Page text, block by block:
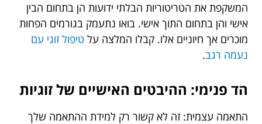
המשקפת את הטריטוריות הבלתי ידועות הן בתחום הבין
אישי והן בתחום התוך אישי. בואו נתעמק בגורמים הפחות
מוכרים אך חיוניים אלו. קבלו המלצה על טיפול זוגי עם
נעמה רגב.
הד פנימי: ההיבטים האישיים של זוגיות
התאמה עצמית: זה לא קשור רק למידת ההתאמה שלך